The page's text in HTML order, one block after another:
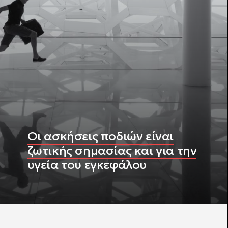
Οι ασκήσεις ποδιών είναι
ζωτικής σημασίας και για την
υγεία του εγκεφάλου